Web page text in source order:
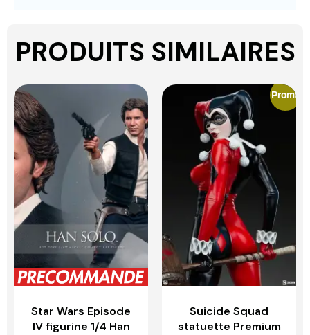
PRODUITS SIMILAIRES
Star Wars Episode
IV figurine 1/4 Han
Promo
Suicide Squad
statuette Premium